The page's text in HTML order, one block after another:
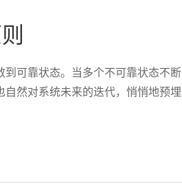
可靠状态。当多个不可靠状态不
然对系统未来的迭代，悄悄地预